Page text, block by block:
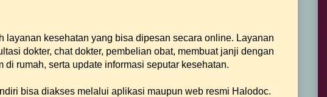
layanan kesehatan yang bisa dipesan secara online. Layanan
dokter, chat dokter, pembelian obat, membuat janji dengan
di rumah, serta update informasi seputar kesehatan.
bisa diakses melalui aplikasi maupun web resmi Halodoc.